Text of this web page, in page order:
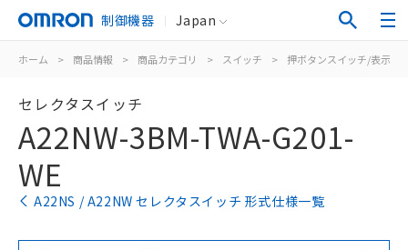
制御機器 Japan
ホーム > 商品情報 > 商品カテゴリ > スイッチ > 押ボタンスイッチ/表示灯
セレクタスイッチ
A22NW-3BM-TWA-G201-
WE
A22NS / A22NW セレクタスイッチ 形式仕様一覧